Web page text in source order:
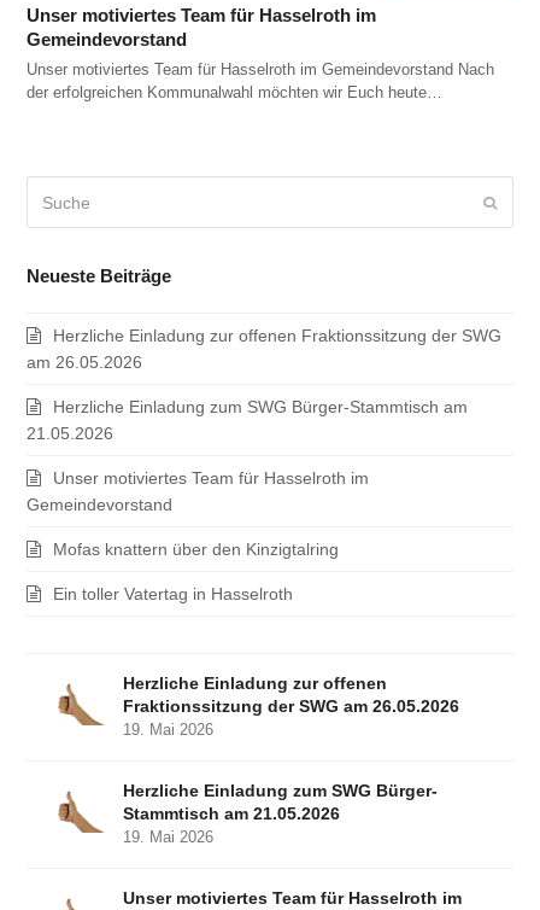
Unser motiviertes Team für Hasselroth im
Gemeindevorstand
Unser motiviertes Team für Hasselroth im Gemeindevorstand Nach
der erfolgreichen Kommunalwahl möchten wir Euch heute…
Neueste Beiträge
Herzliche Einladung zur offenen Fraktionssitzung der SWG
am 26.05.2026
Herzliche Einladung zum SWG Bürger-Stammtisch am
21.05.2026
Unser motiviertes Team für Hasselroth im
Gemeindevorstand
Mofas knattern über den Kinzigtalring
Ein toller Vatertag in Hasselroth
Herzliche Einladung zur offenen
Fraktionssitzung der SWG am 26.05.2026
19. Mai 2026
Herzliche Einladung zum SWG Bürger-
Stammtisch am 21.05.2026
19. Mai 2026
Unser motiviertes Team für Hasselroth im